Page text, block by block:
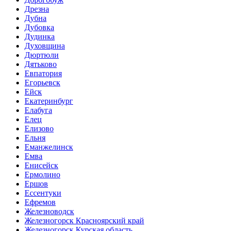
Дрезна
Дубна
Дубовка
Дудинка
Духовщина
Дюртюли
Дятьково
Евпатория
Егорьевск
Ейск
Екатеринбург
Елабуга
Елец
Елизово
Ельня
Еманжелинск
Емва
Енисейск
Ермолино
Ершов
Ессентуки
Ефремов
Железноводск
Железногорск Красноярский край